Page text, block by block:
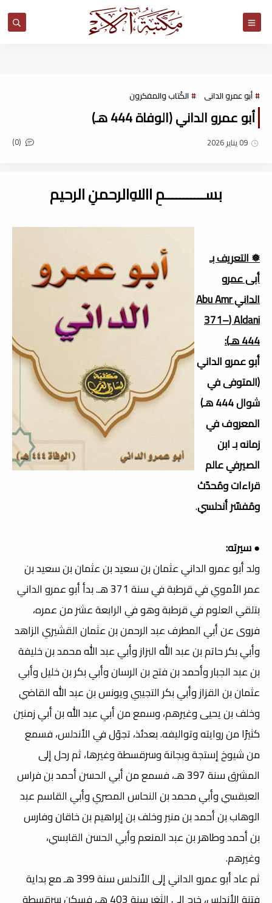
أبو عمرو الدانى الكُتاب والمفكرون
أبو عمرو الداني (الوفاة 444 هـ)
09 يناير 2026 (0)
بســـــــــــمِ اﷲِالرحمنِ الرحيم
❅ التعريف بـ
أبى عمرو
الداني Abu Amr
Aldani (371–
444 هـ):
أبو عمرو الداني
(المتوفى في
شوال 444 هـ)
المعروف في
زمانه بـ ابن
الصيرفي عالم
قراءات ومُحدّث
ومُفسّر أندلسي.
● سيرته:
ولد أبو عمرو الداني عثمان بن سعيد بن عثمان بن سعيد بن
عمر الأموي في قرطبة في سنة 371 هـ. بدأ أبو عمرو الداني
بتلقي العلوم في قرطبة وهو في الرابعة عشر من عمره،
فروى عن أبي المطرف عبد الرحمن بن عثمان القشيري الزاهد
وأبي بكر حاتم بن عبد الله البزاز وأبي عبد الله محمد بن خليفة
بن عبد الجبار وأحمد بن فتح بن الرسان وأبي بكر بن خليل وأبي
عثمان بن القزاز وأبي بكر التجيبي ويونس بن عبد الله القاضي
وخلف بن يحيى وغيرهم، وسمع من أبي عبد الله بن أبي زمنين
كثيرًا من روايته وتواليفه. بعدئذ، تجوّل في الأندلس، فسمع
من شيوخ إستجة وبجانة وسرقسطة وغيرها، ثم رحل إلى
المشرق سنة 397 هـ، فسمع من أبي الحسن أحمد بن فراس
العبقسي وأبي محمد بن النحاس المصري وأبي القاسم عبد
الوهاب بن أحمد بن منير وخلف بن إبراهيم بن خاقان وفارس
بن أحمد وطاهر بن عبد المنعم وأبي الحسن القابسي،
وغيرهم.
ثم عاد أبو عمرو الداني إلى الأندلس سنة 399 هـ مع بداية